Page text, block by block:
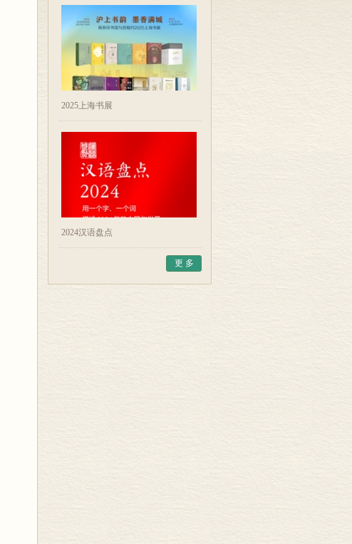
2025上海书展
2024汉语盘点
更 多